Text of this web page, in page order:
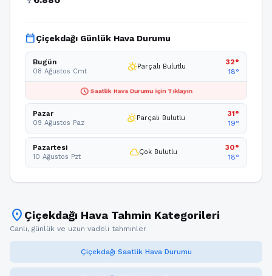
calendar_todayÇiçekdağı Günlük Hava Durumu
Bugün
08 Ağustos Cmt partly_cloudy_dayParçalı Bulutlu
32°
18°
schedule Saatlik Hava Durumu için Tıklayın
Pazar
09 Ağustos Paz partly_cloudy_dayParçalı Bulutlu
31°
19°
Pazartesi
10 Ağustos Pzt cloudÇok Bulutlu
30°
18°
location_on Çiçekdağı Hava Tahmin Kategorileri
Canlı, günlük ve uzun vadeli tahminler
Çiçekdağı Saatlik Hava Durumu